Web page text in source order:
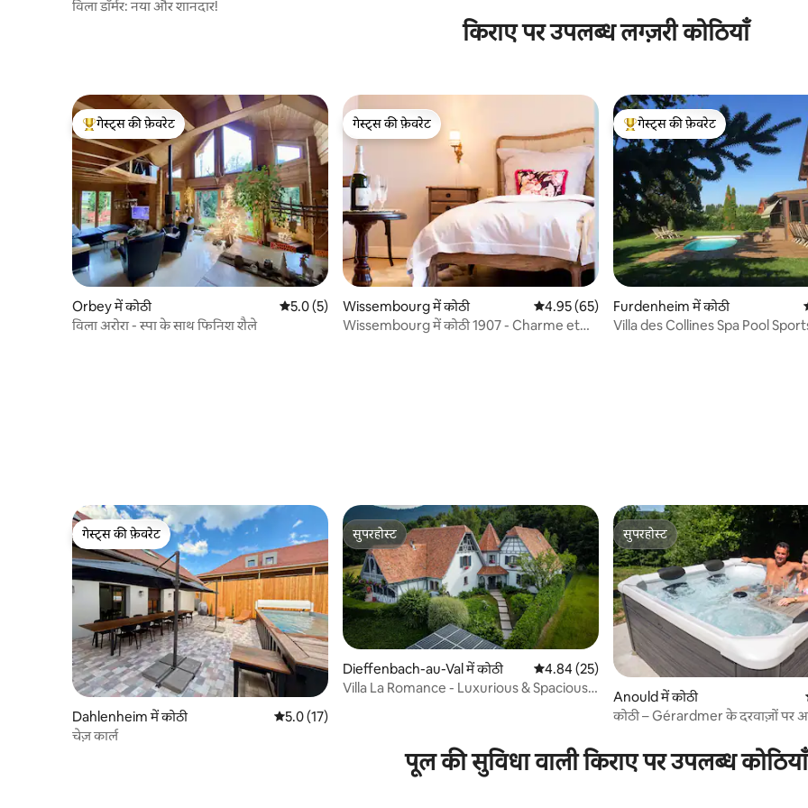
विला डॉर्मर: नया और शानदार!
किराए पर उपलब्ध लग्ज़री कोठियाँ
गेस्ट्स का टॉप फ़ेवरेट
गेस्ट्स की फ़ेवरेट
Orbey में कोठी औसत रेटिंग 5 में से 5.0, 5 समीक्षाएँ
5.0 (5)
विला अरोरा - स्पा के साथ फिनिश शैले
गेस्ट्स की फ़ेवरेट
गेस्ट्स की फ़ेवरेट
Wissembourg में कोठी औसत रेटिंग 5 में से 4.95, 65 समीक्षाएँ
4.95 (65)
Wissembourg में कोठी 1907 - Charme et
गेस्ट्स का टॉप फ़ेवरेट
गेस्ट्स की फ़ेवरेट
Furdenheim में कोठी
Villa des Collines Spa Pool
गेस्ट्स की फ़ेवरेट
गेस्ट्स की फ़ेवरेट
Dahlenheim में कोठी औसत रेटिंग 5 में से 5.0, 17 समीक्षाएँ
5.0 (17)
चेज़ कार्ल
सुपरहोस्ट
सुपरहोस्ट
Dieffenbach-au-Val में कोठी औसत रेटिंग 5 में से 4.84, 25 समीक्षाएँ
4.84 (25)
Villa La Romance - Luxurious & Spacious -
सुपरहोस्ट
सुपरहोस्ट
Anould में कोठी
कोठी – Gérardmer के दरवाज़ों पर
पूल की सुविधा वाली किराए पर उपलब्ध कोठियाँ